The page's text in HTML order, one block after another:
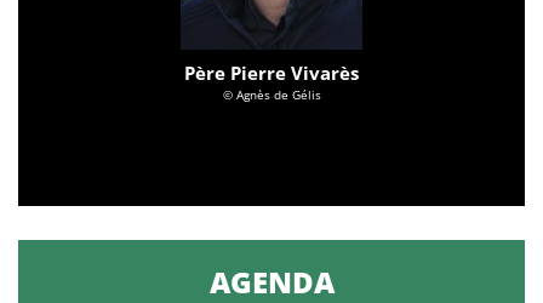
Père Pierre Vivarès
© Agnès de Gélis
AGENDA